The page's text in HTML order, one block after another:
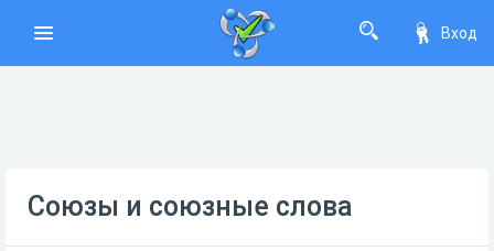
Вход
Союзы и союзные слова